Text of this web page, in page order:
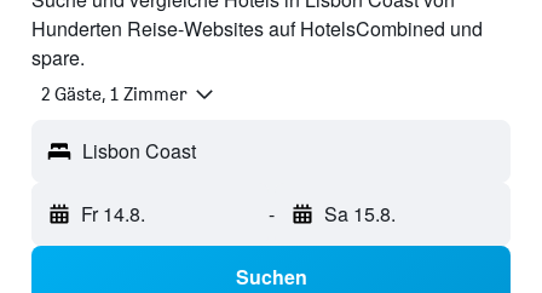
Hunderten Reise-Websites auf HotelsCombined und
spare.
2 Gäste, 1 Zimmer
Lisbon Coast
Fr 14.8. - Sa 15.8.
Suchen